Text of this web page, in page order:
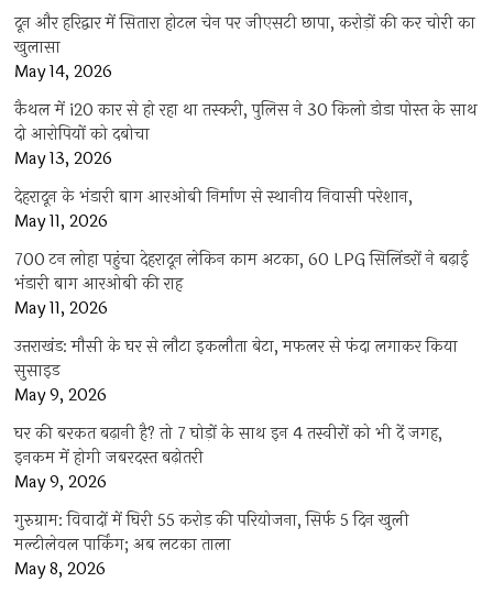
दून और हरिद्वार में सितारा होटल चेन पर जीएसटी छापा, करोड़ों की कर चोरी का
खुलासा
May 14, 2026
कैथल में i20 कार से हो रहा था तस्करी, पुलिस ने 30 किलो डोडा पोस्त के साथ
दो आरोपियों को दबोचा
May 13, 2026
देहरादून के भंडारी बाग आरओबी निर्माण से स्थानीय निवासी परेशान,
May 11, 2026
700 टन लोहा पहुंचा देहरादून लेकिन काम अटका, 60 LPG सिलिंडरों ने बढ़ाई
भंडारी बाग आरओबी की राह
May 11, 2026
उत्तराखंड: मौसी के घर से लौटा इकलौता बेटा, मफलर से फंदा लगाकर किया
सुसाइड
May 9, 2026
घर की बरकत बढ़ानी है? तो 7 घोड़ों के साथ इन 4 तस्वीरों को भी दें जगह,
इनकम में होगी जबरदस्त बढ़ोतरी
May 9, 2026
गुरुग्राम: विवादों में घिरी 55 करोड़ की परियोजना, सिर्फ 5 दिन खुली
मल्टीलेवल पार्किंग; अब लटका ताला
May 8, 2026